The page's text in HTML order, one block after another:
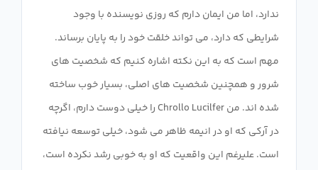
ندارد، اما من ایمان دارم که روزی نویسنده با وجود
شرایطی که دارد، می تواند خلقت خود را به پایان برساند.
مهم است که به این نکته اشاره کنیم که شخصیت های
شرور و همچنین شخصیت های اصلی، بسیار خوب ساخته
شده اند. من Chrollo Lucilfer را خیلی دوست دارم، اگرچه
در آرکی که او در انیمه ظاهر می شود، خیلی توسعه نیافته
است. علیرغم این واقعیت که او به خوبی رشد نکرده است،